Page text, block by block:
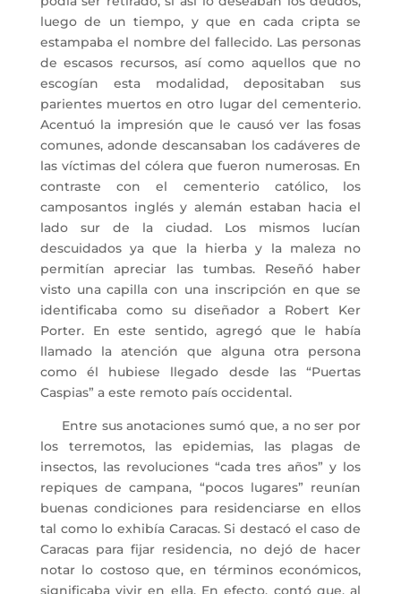
luego de un tiempo, y que en cada cripta se
estampaba el nombre del fallecido. Las personas
de escasos recursos, así como aquellos que no
escogían esta modalidad, depositaban sus
parientes muertos en otro lugar del cementerio.
Acentuó la impresión que le causó ver las fosas
comunes, adonde descansaban los cadáveres de
las víctimas del cólera que fueron numerosas. En
contraste con el cementerio católico, los
camposantos inglés y alemán estaban hacia el
lado sur de la ciudad. Los mismos lucían
descuidados ya que la hierba y la maleza no
permitían apreciar las tumbas. Reseñó haber
visto una capilla con una inscripción en que se
identificaba como su diseñador a Robert Ker
Porter. En este sentido, agregó que le había
llamado la atención que alguna otra persona
como él hubiese llegado desde las “Puertas
Caspias” a este remoto país occidental.
Entre sus anotaciones sumó que, a no ser por
los terremotos, las epidemias, las plagas de
insectos, las revoluciones “cada tres años” y los
repiques de campana, “pocos lugares” reunían
buenas condiciones para residenciarse en ellos
tal como lo exhibía Caracas. Si destacó el caso de
Caracas para fijar residencia, no dejó de hacer
notar lo costoso que, en términos económicos,
significaba vivir en ella. En efecto, contó que, al